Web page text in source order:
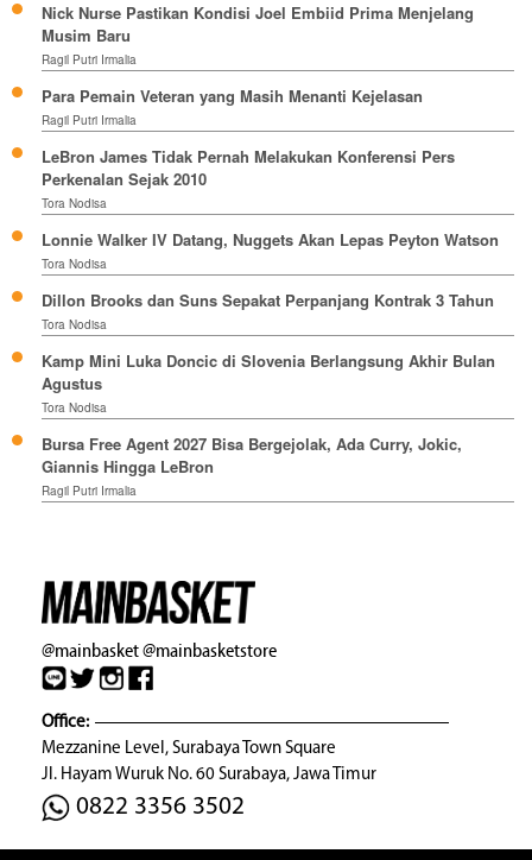
Nick Nurse Pastikan Kondisi Joel Embiid Prima Menjelang
Musim Baru
Ragil Putri Irmalia
Para Pemain Veteran yang Masih Menanti Kejelasan
Ragil Putri Irmalia
LeBron James Tidak Pernah Melakukan Konferensi Pers
Perkenalan Sejak 2010
Tora Nodisa
Lonnie Walker IV Datang, Nuggets Akan Lepas Peyton Watson
Tora Nodisa
Dillon Brooks dan Suns Sepakat Perpanjang Kontrak 3 Tahun
Tora Nodisa
Kamp Mini Luka Doncic di Slovenia Berlangsung Akhir Bulan
Agustus
Tora Nodisa
Bursa Free Agent 2027 Bisa Bergejolak, Ada Curry, Jokic,
Giannis Hingga LeBron
Ragil Putri Irmalia
@mainbasket@mainbasketstore
Office:
Mezzanine Level, Surabaya Town Square
Jl. Hayam Wuruk No. 60 Surabaya, Jawa Timur
0822 3356 3502